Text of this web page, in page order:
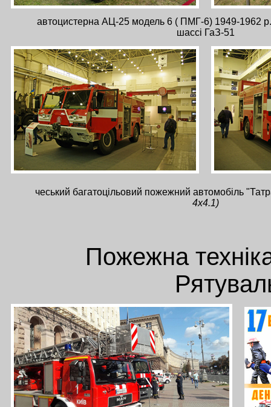
автоцистерна АЦ-25 модель 6 ( ПМГ-6) 1949-1962
шассі ГаЗ-51
чеський багатоцільовий пожежний автомобіль
4x4.1)
Пожежна